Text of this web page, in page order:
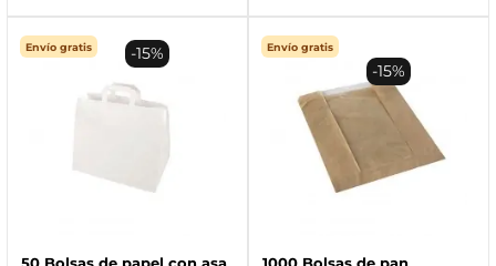
Envío gratis -15% Envío gratis
-15%